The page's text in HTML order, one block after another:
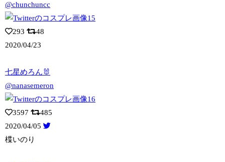
@chunchuncc
293
48
2020/04/23
七星めろん🐰
@nanasemeron
3597
485
2020/04/05
楪いのり